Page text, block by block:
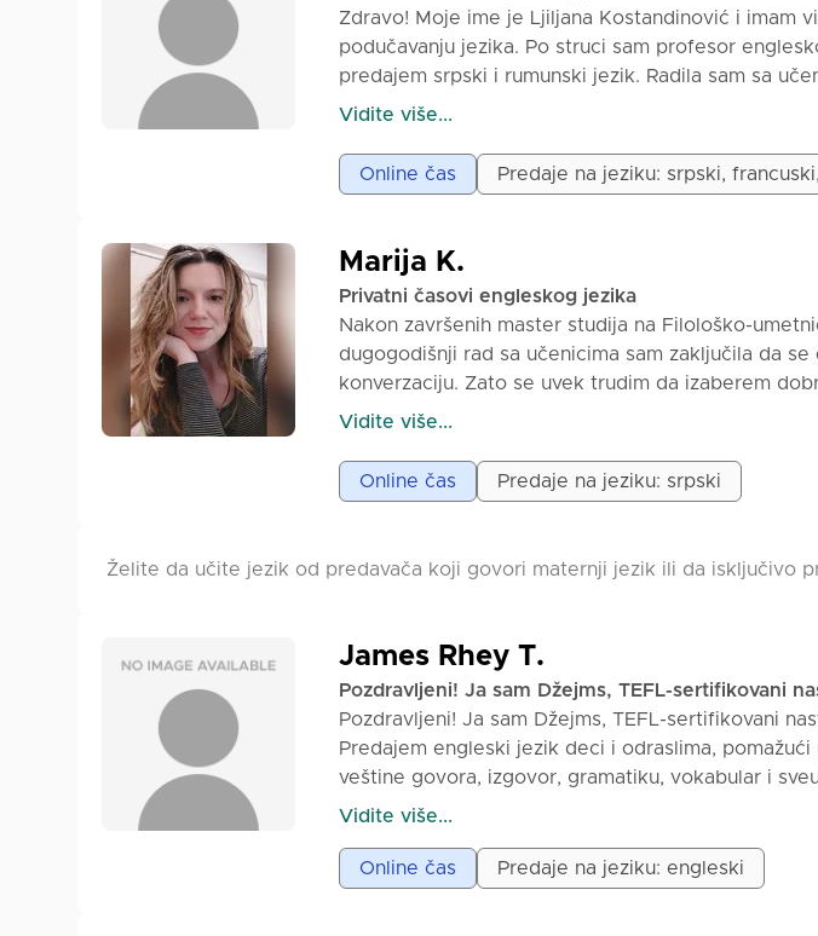
Zdravo! Moje ime je Ljiljana Kostandinović i imam
podučavanju jezika. Po struci sam profesor
predajem srpski i rumunski jezik. Radila sam sa
srednjoškolaca do odraslih – kako online, tako i
zadatke i multimedijalne materijale. Poseban fokus
jezika i razvijanje samopouzdanja u govoru. Tokom
samopouzdanje u korišćenju jezika u stvarnim
zemalja čiji jezik uče
Vidite više...
Online čas Predaje na jeziku: srpski,
Marija K.
Privatni časovi engleskog jezika
Nakon završenih master studija na Filološko-
dugogodišnji rad sa učenicima sam zaključila da
konverzaciju. Zato se uvek trudim da izaberem
da pričamo i da tako gradimo sve jezičke veštine
engleski. Welcome!
Vidite više...
Online čas Predaje na jeziku: srpski
Želite da učite jezik od predavača koji govori maternji jezik ili da isključivo
James Rhey T.
Pozdravljeni! Ja sam Džejms, TEFL-sertifikovani
Pozdravljeni! Ja sam Džejms, TEFL-sertifikovani
Predajem engleski jezik deci i odraslima,
veštine govora, izgovor, gramatiku, vokabular i
komunikaciji. Imam iskustva u poučavanju
izražavajući sebe. Moje lekcije su organizovane na
učenika. Koristim pristup usmerenim na učenika
Vidite više...
Online čas Predaje na jeziku: engleski